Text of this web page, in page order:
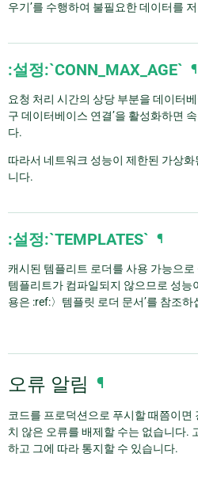
우기’를 수행하여 불필요한 데이터를
:설정:`CONN_MAX_AGE` ¶
요청 처리 시간의 상당 부분을 데이터
구 데이터베이스 연결’을 활성화하면
다.
따라서 네트워크 성능이 제한된 가상
니다.
:설정:`TEMPLATES` ¶
캐시된 템플리트 로더를 사용 가능으
템플리트가 컴파일되지 않으므로 성능
용은 :ref:〉템플릿 로더 문서’를 참조하
오류 알림 ¶
코드를 프로덕션으로 푸시할 때쯤이면
치 않은 오류를 배제할 수는 없습니다.
하고 그에 따라 통지할 수 있습니다.